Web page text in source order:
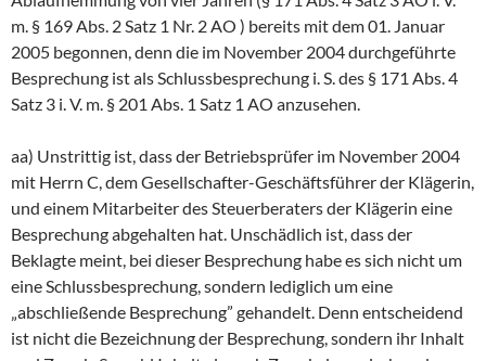
m. § 169 Abs. 2 Satz 1 Nr. 2 AO ) bereits mit dem 01. Januar
2005 begonnen, denn die im November 2004 durchgeführte
Besprechung ist als Schlussbesprechung i. S. des § 171 Abs. 4
Satz 3 i. V. m. § 201 Abs. 1 Satz 1 AO anzusehen.
aa) Unstrittig ist, dass der Betriebsprüfer im November 2004
mit Herrn C, dem Gesellschafter-Geschäftsführer der Klägerin,
und einem Mitarbeiter des Steuerberaters der Klägerin eine
Besprechung abgehalten hat. Unschädlich ist, dass der
Beklagte meint, bei dieser Besprechung habe es sich nicht um
eine Schlussbesprechung, sondern lediglich um eine
„abschließende Besprechung” gehandelt. Denn entscheidend
ist nicht die Bezeichnung der Besprechung, sondern ihr Inhalt